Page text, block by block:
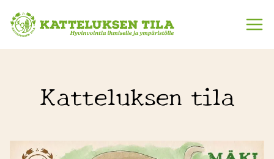
sisältöön
Katteluksen tila